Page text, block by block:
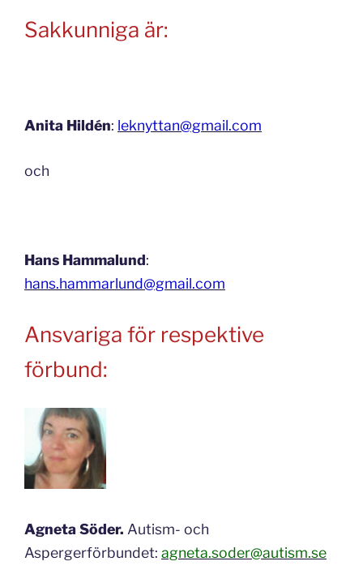
Sakkunniga är:
Anita Hildén: leknyttan@gmail.com
och
Hans Hammalund:
hans.hammarlund@gmail.com
Ansvariga för respektive
förbund:
Agneta Söder. Autism- och
Aspergerförbundet: agneta.soder@autism.se